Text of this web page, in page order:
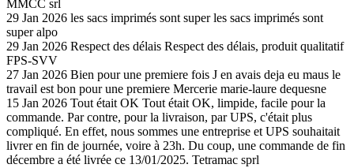
MMCC srl
29 Jan 2026 les sacs imprimés sont super les sacs imprimés sont
super alpo
29 Jan 2026 Respect des délais Respect des délais, produit qualitatif
FPS-SVV
27 Jan 2026 Bien pour une premiere fois J en avais deja eu maus le
travail est bon pour une premiere Mercerie marie-laure dequesne
15 Jan 2026 Tout était OK Tout était OK, limpide, facile pour la
commande. Par contre, pour la livraison, par UPS, c'était plus
compliqué. En effet, nous sommes une entreprise et UPS souhaitait
livrer en fin de journée, voire à 23h. Du coup, une commande de fin
décembre a été livrée ce 13/01/2025. Tetramac sprl